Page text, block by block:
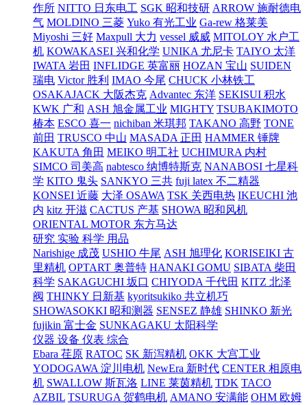
作所 NITTO 日东电工 SGK 昭和技研 ARROW 施耐德电
气 MOLDINO 三菱 Yuko 有光工业 Ga-rew 格莱美
Miyoshi 三好 Maxpull 大力 vessel 威威 MITOLOY 水户工
机 KOWAKASEI 兴和化学 UNIKA 尤尼卡 TAIYO 太洋
IWATA 岩田 INFLIDGE 英富丽 HOZAN 宝山 SUIDEN
瑞电 Victor 胜利 IMAO 今尾 CHUCK 小林铁工
OSAKAJACK 大阪杰克 Advantec 东洋 SEKISUI 积水
KWK 广和 ASH 旭金属工业 MIGHTY TSUBAKIMOTO
椿本 ESCO 喜一 nichiban 米琪邦 TAKANO 高野 TONE
前田 TRUSCO 中山 MASADA 正田 HAMMER 锤牌
KAKUTA 角田 MEIKO 明工社 UCHIMURA 内村
SIMCO 司美高 nabtesco 纳博特斯克 NANABOSI 七星科
学 KITO 鬼头 SANKYO 三共 fuji latex 不二精器
KONSEI 近藤 大泽 OSAWA TSK 关西电热 IKEUCHI 池
内 kitz 开滋 CACTUS 产基 SHOWA 昭和风机
ORIENTAL MOTOR 东方马达
研究 实验 科学 用品
Narishige 成茂 USHIO 牛尾 ASH 旭理化 KORISEIKI 古
里精机 OPTART 奥普特 HANAKI GOMU SIBATA 柴田
科学 SAKAGUCHI 坂口 CHIYODA 千代田 KITZ 北泽
阀 THINKY 日新基 kyoritsukiko 共立机巧
SHOWASOKKI 昭和测器 SENSEZ 静雄 SHINKO 新光
fujikin 富士金 SUNKAGAKU 太阳科学
仪器 设备 仪表 综合
Ebara 荏原 RATOC SK 新泻精机 OKK 大宫工业
YODOGAWA 淀川电机 NewEra 新时代 CENTER 相原电
机 SWALLOW 斯瓦洛 LINE 莱茵精机 TDK TACO
AZBIL TSURUGA 贺鹤电机 AMANO 安满能 OHM 欧姆